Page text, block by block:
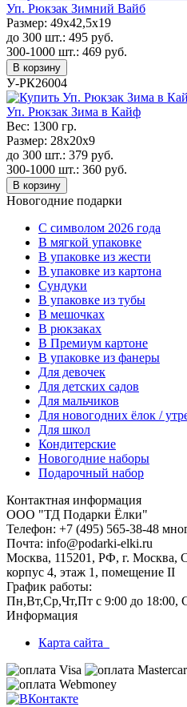
Уп. Рюкзак Зимний Вайб
Размер: 49х42,5х19
до 300 шт.: 495 руб.
300-1000 шт.: 469 руб.
В корзину
У-РК26004
Уп. Рюкзак Зима в Кайф
Вес: 1300 гр.
Размер: 28х20x9
до 300 шт.: 379 руб.
300-1000 шт.: 360 руб.
В корзину
Новогодние подарки
C символом 2026 года
В мягкой упаковке
В упаковке из жести
В упаковке из картона
Сундуки
В упаковке из тубы
В мешочках
В рюкзаках
В Премиум картоне
В упаковке из фанеры
Для девочек
Для детских садов
Для мальчиков
Для новогодних ёлок /
Для школ
Кондитерские
Новогодние наборы
Подарочный набор
Контактная информация
ООО "ТД Подарки Ёлки"
Телефон: +7 (495) 565-38-48
Почта: info@podarki-elki.ru
Москва, 115201, РФ, г. Москва,
корпус 4, этаж 1, помещение II
График работы:
Пн,Вт,Ср,Чт,Пт с 9:00 до 18:00,
Информация
Карта сайта